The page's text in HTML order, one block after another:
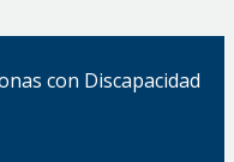
con Discapacidad